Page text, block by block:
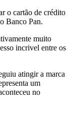
o cartão de crédito
Banco Pan.
muito
incrivel entre os
atingir a marca
um
no